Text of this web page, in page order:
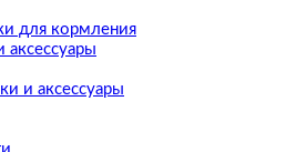
для кормления
аксессуары
и аксессуары